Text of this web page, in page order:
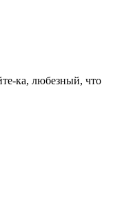
ка, любезный, что